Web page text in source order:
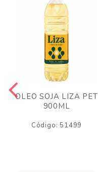
OLEO SOJA LIZA PET
900ML
Código: 51499